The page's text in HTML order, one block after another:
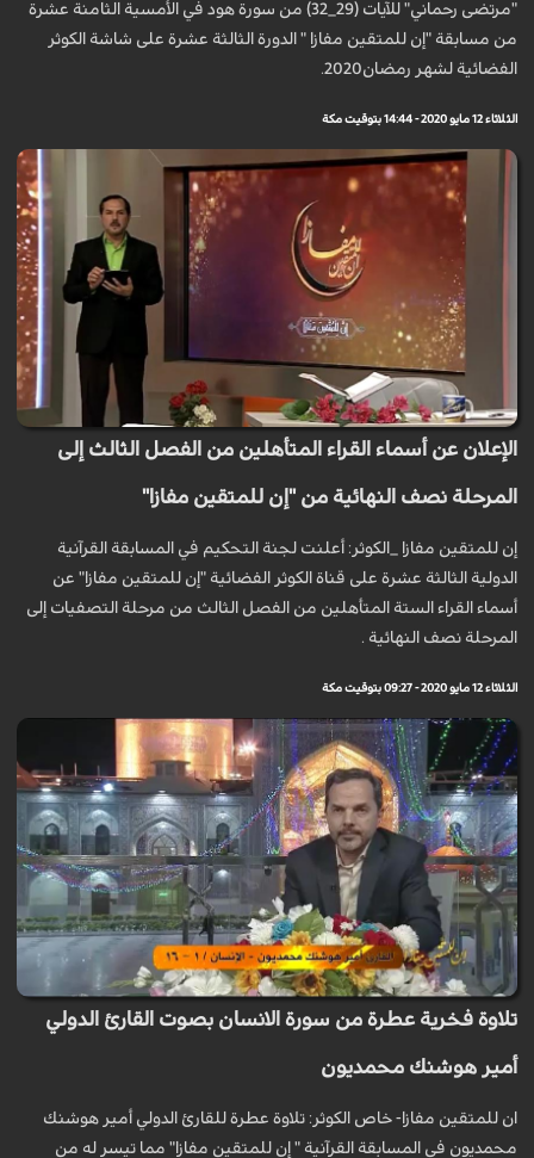
"مرتضى رحماني" للآيات (29_32) من سورة هود في الأمسية الثامنة عشرة
من مسابقة "إن للمتقين مفازا " الدورة الثالثة عشرة على شاشة الكوثر
الفضائية لشهر رمضان2020.
الثلاثاء 12 مايو 2020 - 14:44 بتوقيت مكة
الإعلان عن أسماء القراء المتأهلين من الفصل الثالث إلى
المرحلة نصف النهائية من "إن للمتقين مفازا"
إن للمتقين مفازا _الكوثر: أعلنت لجنة التحكيم في المسابقة القرآنية
الدولية الثالثة عشرة على قناة الكوثر الفضائية "إن للمتقين مفازا" عن
أسماء القراء الستة المتأهلين من الفصل الثالث من مرحلة التصفيات إلى
المرحلة نصف النهائية .
الثلاثاء 12 مايو 2020 - 09:27 بتوقيت مكة
تلاوة فخرية عطرة من سورة الانسان بصوت القارئ الدولي
أمير هوشنك محمديون
ان للمتقين مفازا- خاص الكوثر: تلاوة عطرة للقارئ الدولي أمير هوشنك
محمديون في المسابقة القرآنية " إن للمتقين مفازا" مما تيسر له من